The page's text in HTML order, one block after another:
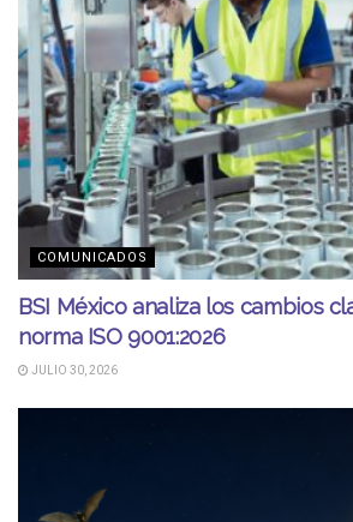
COMUNICADOS
BSI México analiza los cambios
norma ISO 9001:2026
JULIO 30, 2026